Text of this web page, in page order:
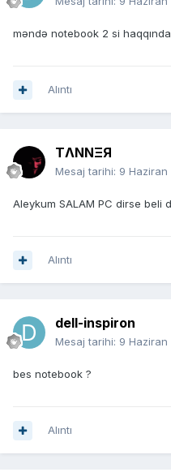
məndə notebook 2 si
Alıntı
TΛNNΞЯ
Mesaj tarihi: 9 Haziran
Aleykum SALAM PC dirse beli
Alıntı
dell-inspiron
Mesaj tarihi: 9 Haziran
bes notebook ?
Alıntı